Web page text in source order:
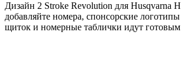
Дизайн 2 Stroke Revolution для Husqvarna
добавляйте номера, спонсорские
щиток и номерные таблички идут